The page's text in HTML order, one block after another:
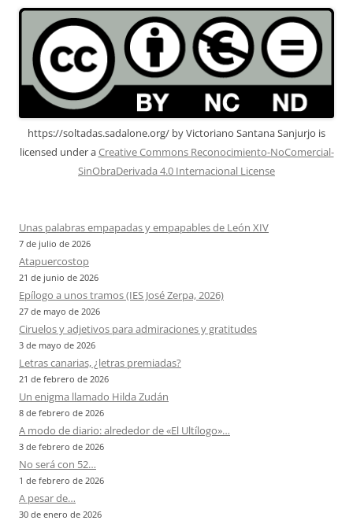
https://soltadas.sadalone.org/ byVictoriano Santana Sanjurjo is
licensed under aCreative Commons Reconocimiento-NoComercial-
SinObraDerivada 4.0 Internacional License
Unas palabras empapadas y empapables de León XIV
7 de julio de 2026
Atapuercostop
21 de junio de 2026
Epílogo a unos tramos (IES José Zerpa, 2026)
27 de mayo de 2026
Ciruelos y adjetivos para admiraciones y gratitudes
3 de mayo de 2026
Letras canarias, ¿letras premiadas?
21 de febrero de 2026
Un enigma llamado Hilda Zudán
8 de febrero de 2026
A modo de diario: alrededor de «El Ultílogo»…
3 de febrero de 2026
No será con 52…
1 de febrero de 2026
A pesar de…
30 de enero de 2026